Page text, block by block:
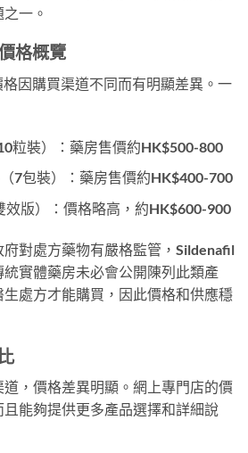
一。
格概覽
因購買渠道不同而有明顯差異。一
粒裝）：藥房售價約HK$500-800
7包裝）：藥房售價約HK$400-700
效版）：價格略高，約HK$600-900
對處方藥物有嚴格監管，Sildenafil
實體藥房未必會公開陳列此類產
處方才能購買，因此價格和供應穩
，價格差異明顯。網上專門店的價
能夠提供更多產品選擇和詳細說